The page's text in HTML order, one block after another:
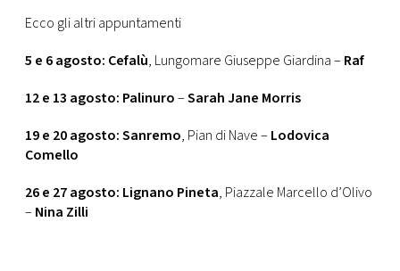
Ecco gli altri appuntamenti
5 e 6 agosto: Cefalù, Lungomare Giuseppe Giardina – Raf
12 e 13 agosto: Palinuro–Sarah Jane Morris
19 e 20 agosto: Sanremo, Pian di Nave – Lodovica
Comello
26 e 27 agosto: Lignano Pineta, Piazzale Marcello d’Olivo
– Nina Zilli